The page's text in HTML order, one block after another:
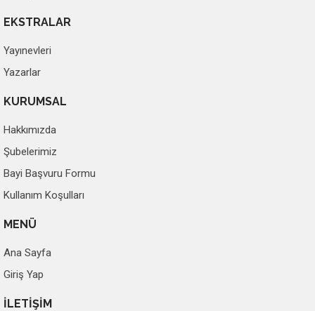
EKSTRALAR
Yayınevleri
Yazarlar
KURUMSAL
Hakkımızda
Şubelerimiz
Bayi Başvuru Formu
Kullanım Koşulları
MENÜ
Ana Sayfa
Giriş Yap
İLETİŞİM